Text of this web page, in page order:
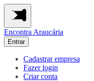
Encontra Araucária
Entrar
Cadastrar empresa
Fazer login
Criar conta